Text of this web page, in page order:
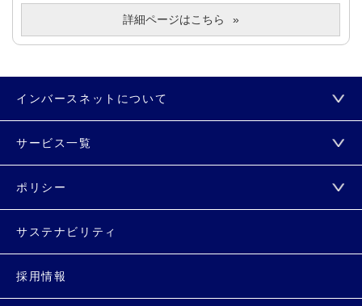
詳細ページはこちら
インバースネットについて
サービス一覧
ポリシー
サステナビリティ
採用情報